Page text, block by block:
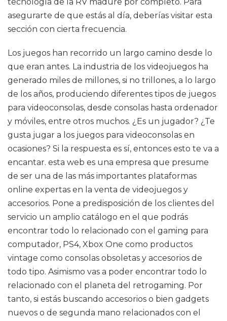
asegurarte de que estás al día, deberías visitar esta
sección con cierta frecuencia.
Los juegos han recorrido un largo camino desde lo
que eran antes. La industria de los videojuegos ha
generado miles de millones, si no trillones, a lo largo
de los años, produciendo diferentes tipos de juegos
para videoconsolas, desde consolas hasta ordenador
y móviles, entre otros muchos. ¿Es un jugador? ¿Te
gusta jugar a los juegos para videoconsolas en
ocasiones? Si la respuesta es sí, entonces esto te va a
encantar. esta web es una empresa que presume
de ser una de las más importantes plataformas
online expertas en la venta de videojuegos y
accesorios. Pone a predisposición de los clientes del
servicio un amplio catálogo en el que podrás
encontrar todo lo relacionado con el gaming para
computador, PS4, Xbox One como productos
vintage como consolas obsoletas y accesorios de
todo tipo. Asimismo vas a poder encontrar todo lo
relacionado con el planeta del retrogaming. Por
tanto, si estás buscando accesorios o bien gadgets
nuevos o de segunda mano relacionados con el